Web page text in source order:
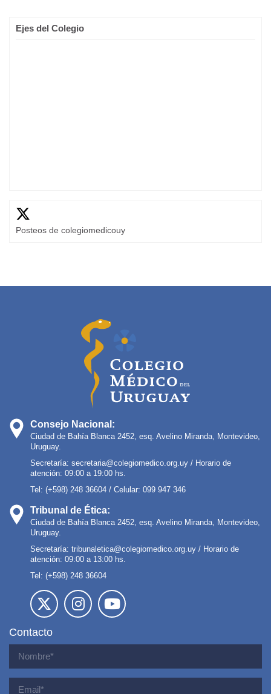
Ejes del Colegio
Posteos de colegiomedicouy
Consejo Nacional:
Ciudad de Bahía Blanca 2452, esq. Avelino Miranda, Montevideo,
Uruguay.
Secretaría: secretaria@colegiomedico.org.uy / Horario de
atención: 09:00 a 19:00 hs.
Tel: (+598) 248 36604 / Celular: 099 947 346
Tribunal de Ética:
Ciudad de Bahía Blanca 2452, esq. Avelino Miranda, Montevideo,
Uruguay.
Secretaría: tribunaletica@colegiomedico.org.uy / Horario de
atención: 09:00 a 13:00 hs.
Tel: (+598) 248 36604
Contacto